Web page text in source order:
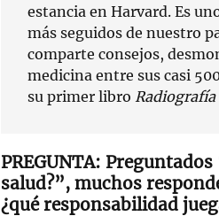
estancia en Harvard. Es
más seguidos de nuestro
comparte consejos,
medicina entre sus casi
su primer libro Radiografía
Preguntados
salud?”, muchos
¿qué responsabilidad